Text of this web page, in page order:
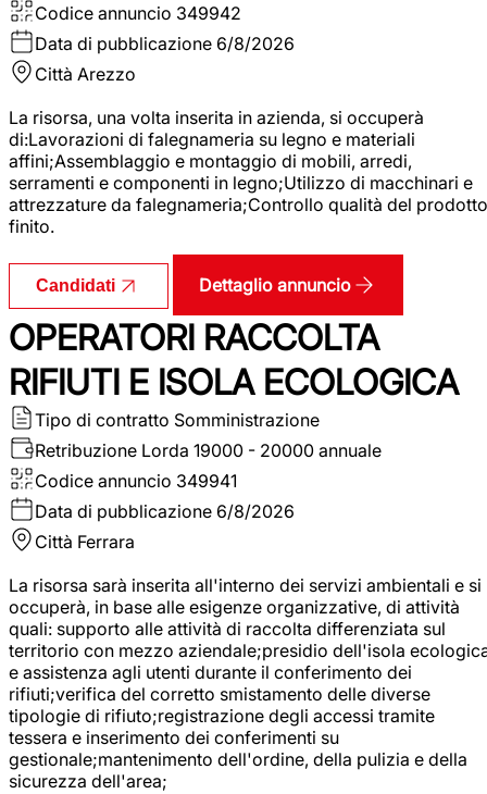
Codice annuncio 349942
Data di pubblicazione 6/8/2026
Città Arezzo
La risorsa, una volta inserita in azienda, si occuperà
di:Lavorazioni di falegnameria su legno e materiali
affini;Assemblaggio e montaggio di mobili, arredi,
serramenti e componenti in legno;Utilizzo di macchinari e
attrezzature da falegnameria;Controllo qualità del prodotto
finito.
Candidati Dettaglio annuncio
OPERATORI RACCOLTA
RIFIUTI E ISOLA ECOLOGICA
Tipo di contratto Somministrazione
Retribuzione Lorda 19000 - 20000 annuale
Codice annuncio 349941
Data di pubblicazione 6/8/2026
Città Ferrara
La risorsa sarà inserita all'interno dei servizi ambientali e si
occuperà, in base alle esigenze organizzative, di attività
quali: supporto alle attività di raccolta differenziata sul
territorio con mezzo aziendale;presidio dell'isola
e assistenza agli utenti durante il conferimento dei
rifiuti;verifica del corretto smistamento delle diverse
tipologie di rifiuto;registrazione degli accessi tramite
tessera e inserimento dei conferimenti su
gestionale;mantenimento dell'ordine, della pulizia e della
sicurezza dell'area;